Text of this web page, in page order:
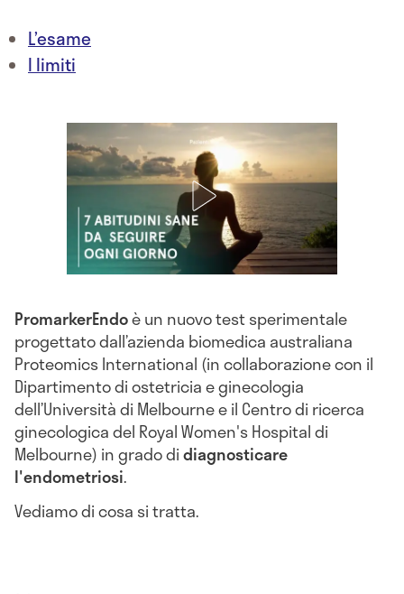
L’esame
I limiti
PromarkerEndoè un nuovo test sperimentale
progettato dall’azienda biomedica australiana
Proteomics International (in collaborazione con il
Dipartimento di ostetricia e ginecologia
dell’Università di Melbourne e il Centro di ricerca
ginecologica del Royal Women's Hospital di
Melbourne) in grado didiagnosticare
l'endometriosi.
Vediamo di cosa si tratta.